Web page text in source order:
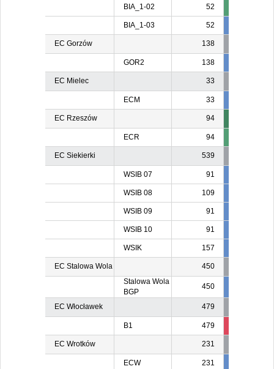
BIA_1-02 52
BIA_1-03 52
EC Gorzów 138
GOR2 138
EC Mielec 33
ECM 33
EC Rzeszów 94
ECR 94
EC Siekierki 539
WSIB 07 91
WSIB 08 109
WSIB 09 91
WSIB 10 91
WSIK 157
EC Stalowa Wola
450
Stalowa Wola
BGP
450
EC Włocławek 479
B1 479
EC Wrotków 231
ECW 231